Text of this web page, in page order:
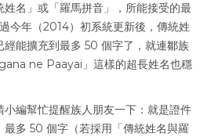
姓名」或「羅馬拼音」，所能接受的最
今年（2014）初系統更新後，傳統姓
經能擴充到最多 50 個字了，就連鄒族
ne Paayai」這樣的超長姓名也穩
小編幫忙提醒族人朋友一下：就是證件
最多 50 個字（若採用「傳統姓名與羅